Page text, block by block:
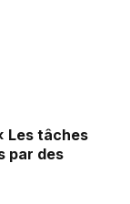
Les tâches
par des